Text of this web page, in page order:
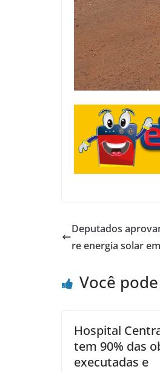
Deputados
re energia solar
Você
Hospital
tem 90% das
executadas e